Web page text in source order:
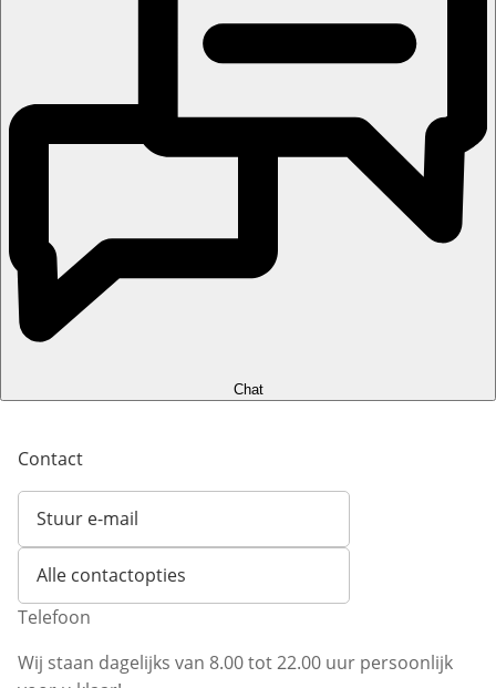
Chat
Contact
Stuur e-mail
Opent e-mailclient
Alle contactopties
Telefoon
Wij staan dagelijks van 8.00 tot 22.00 uur persoonlijk